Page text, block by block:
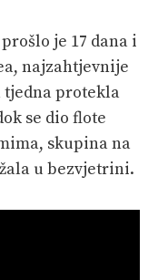
je 17 dana i
najzahtjevnije
tjedna protekla
se dio flote
skupina na
u bezvjetrini.